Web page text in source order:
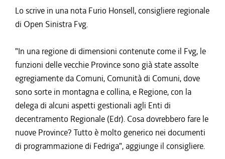
Lo scrive in una nota Furio Honsell, consigliere regionale
di Open Sinistra Fvg.
"In una regione di dimensioni contenute come il Fvg, le
funzioni delle vecchie Province sono già state assolte
egregiamente da Comuni, Comunità di Comuni, dove
sono sorte in montagna e collina, e Regione, con la
delega di alcuni aspetti gestionali agli Enti di
decentramento Regionale (Edr). Cosa dovrebbero fare le
nuove Province? Tutto è molto generico nei documenti
di programmazione di Fedriga", aggiunge il consigliere.